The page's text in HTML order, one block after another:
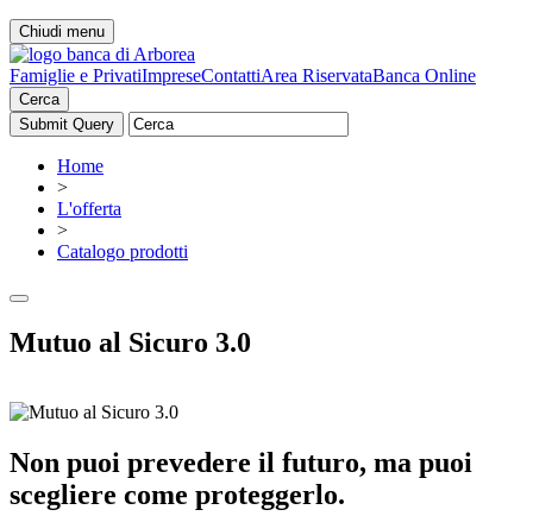
Chiudi menu
Famiglie e PrivatiImpreseContattiArea RiservataBanca Online
Cerca
Home
>
L'offerta
>
Catalogo prodotti
Mutuo al Sicuro 3.0
Non puoi prevedere il futuro, ma puoi
scegliere come proteggerlo.